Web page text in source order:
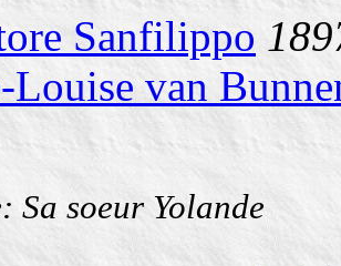
Sanfilippo
Louise van
Sa soeur Yolande